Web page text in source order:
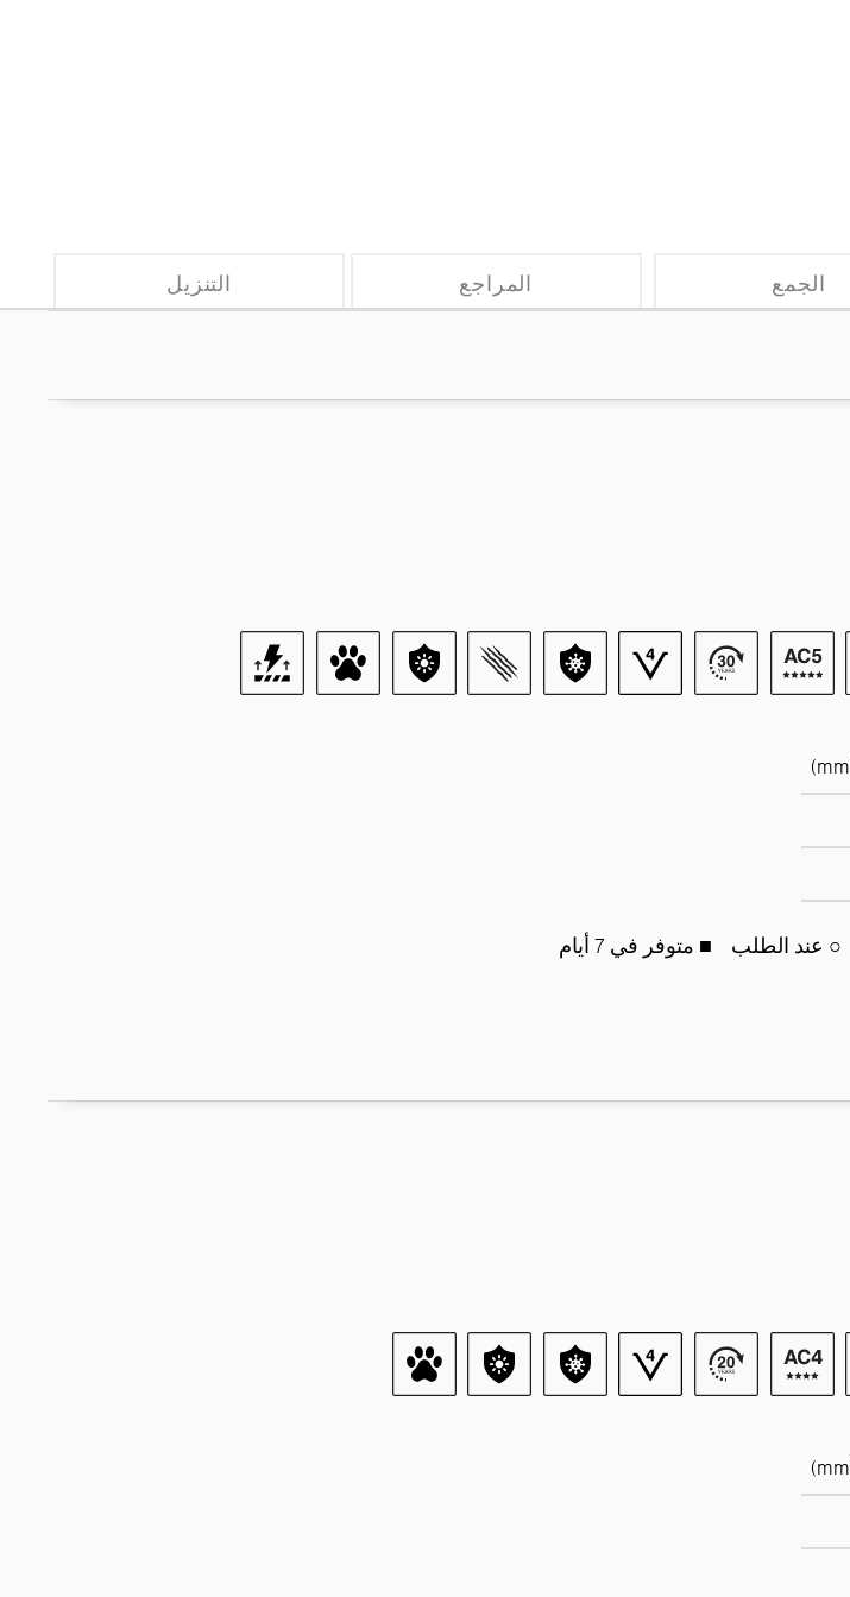
الجمع المراجع التنزيل
○ عند الطلب ■ متوفر في 7 أيام